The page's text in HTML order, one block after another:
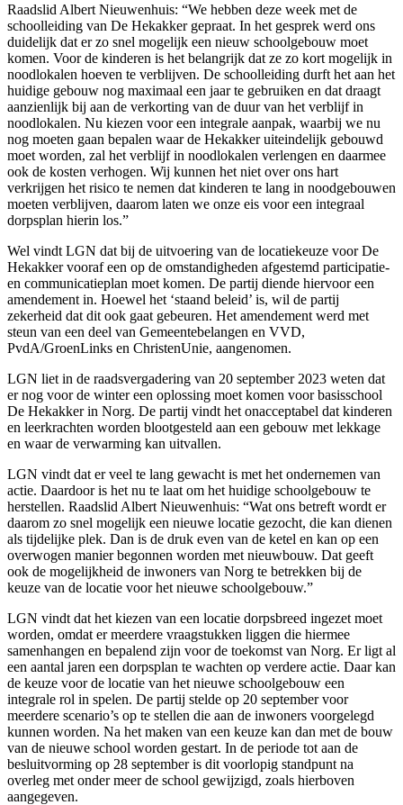
Raadslid Albert Nieuwenhuis: “We hebben deze week met de
schoolleiding van De Hekakker gepraat. In het gesprek werd ons
duidelijk dat er zo snel mogelijk een nieuw schoolgebouw moet
komen. Voor de kinderen is het belangrijk dat ze zo kort mogelijk in
noodlokalen hoeven te verblijven. De schoolleiding durft het aan het
huidige gebouw nog maximaal een jaar te gebruiken en dat draagt
aanzienlijk bij aan de verkorting van de duur van het verblijf in
noodlokalen. Nu kiezen voor een integrale aanpak, waarbij we nu
nog moeten gaan bepalen waar de Hekakker uiteindelijk gebouwd
moet worden, zal het verblijf in noodlokalen verlengen en daarmee
ook de kosten verhogen. Wij kunnen het niet over ons hart
verkrijgen het risico te nemen dat kinderen te lang in noodgebouwen
moeten verblijven, daarom laten we onze eis voor een integraal
dorpsplan hierin los.”
Wel vindt LGN dat bij de uitvoering van de locatiekeuze voor De
Hekakker vooraf een op de omstandigheden afgestemd participatie-
en communicatieplan moet komen. De partij diende hiervoor een
amendement in. Hoewel het ‘staand beleid’ is, wil de partij
zekerheid dat dit ook gaat gebeuren. Het amendement werd met
steun van een deel van Gemeentebelangen en VVD,
PvdA/GroenLinks en ChristenUnie, aangenomen.
LGN liet in de raadsvergadering van 20 september 2023 weten dat
er nog voor de winter een oplossing moet komen voor basisschool
De Hekakker in Norg. De partij vindt het onacceptabel dat kinderen
en leerkrachten worden blootgesteld aan een gebouw met lekkage
en waar de verwarming kan uitvallen.
LGN vindt dat er veel te lang gewacht is met het ondernemen van
actie. Daardoor is het nu te laat om het huidige schoolgebouw te
herstellen. Raadslid Albert Nieuwenhuis: “Wat ons betreft wordt er
daarom zo snel mogelijk een nieuwe locatie gezocht, die kan dienen
als tijdelijke plek. Dan is de druk even van de ketel en kan op een
overwogen manier begonnen worden met nieuwbouw. Dat geeft
ook de mogelijkheid de inwoners van Norg te betrekken bij de
keuze van de locatie voor het nieuwe schoolgebouw.”
LGN vindt dat het kiezen van een locatie dorpsbreed ingezet moet
worden, omdat er meerdere vraagstukken liggen die hiermee
samenhangen en bepalend zijn voor de toekomst van Norg. Er ligt al
een aantal jaren een dorpsplan te wachten op verdere actie. Daar kan
de keuze voor de locatie van het nieuwe schoolgebouw een
integrale rol in spelen. De partij stelde op 20 september voor
meerdere scenario’s op te stellen die aan de inwoners voorgelegd
kunnen worden. Na het maken van een keuze kan dan met de bouw
van de nieuwe school worden gestart. In de periode tot aan de
besluitvorming op 28 september is dit voorlopig standpunt na
overleg met onder meer de school gewijzigd, zoals hierboven
aangegeven.